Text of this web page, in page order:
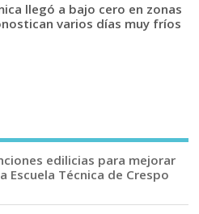
llegó a bajo cero en zonas
varios días muy fríos
edilicias para mejorar
Escuela Técnica de Crespo